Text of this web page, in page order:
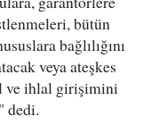
bütün
bağlılığını
veya ateşkes
ve ihlal girişimini
dedi.